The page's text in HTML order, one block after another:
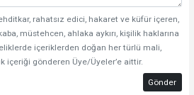
rahatsız edici, hakaret ve küfür içeren,
müstehcen, ahlaka aykırı, kişilik haklarına
içeriklerden doğan her türlü mali,
içeriği gönderen Üye/Üyeler’e aittir.
Gönder